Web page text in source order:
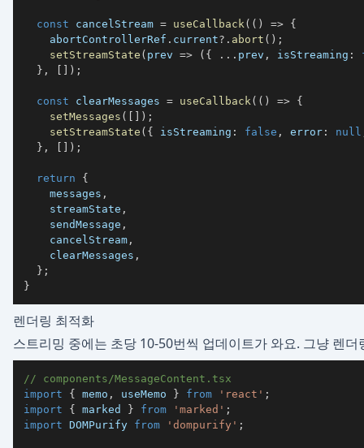
const cancelStream = useCallback ( ( ) => {
    abortControllerRef
. current?. abort ( ) ;
setStreamState ( prev => ( { ... prev , isStreaming :
} , [ ] ) ;
const clearMessages = useCallback ( ( ) => {
setMessages ( [ ] ) ;
setStreamState ( { isStreaming : false , error : null
} , [ ] ) ;
return
{
    messages
,
    streamState
,
    sendMessage
,
    cancelStream
,
    clearMessages
,
} ;
}
렌더링 최적화
스트리밍 중에는 초당 10-50번씩 업데이트가 와요. 그냥 렌더
// components/MessageContent.tsx
import
{ memo , useMemo } from 'react' ;
import
{ marked } from 'marked' ;
import DOMPurify from 'dompurify' ;